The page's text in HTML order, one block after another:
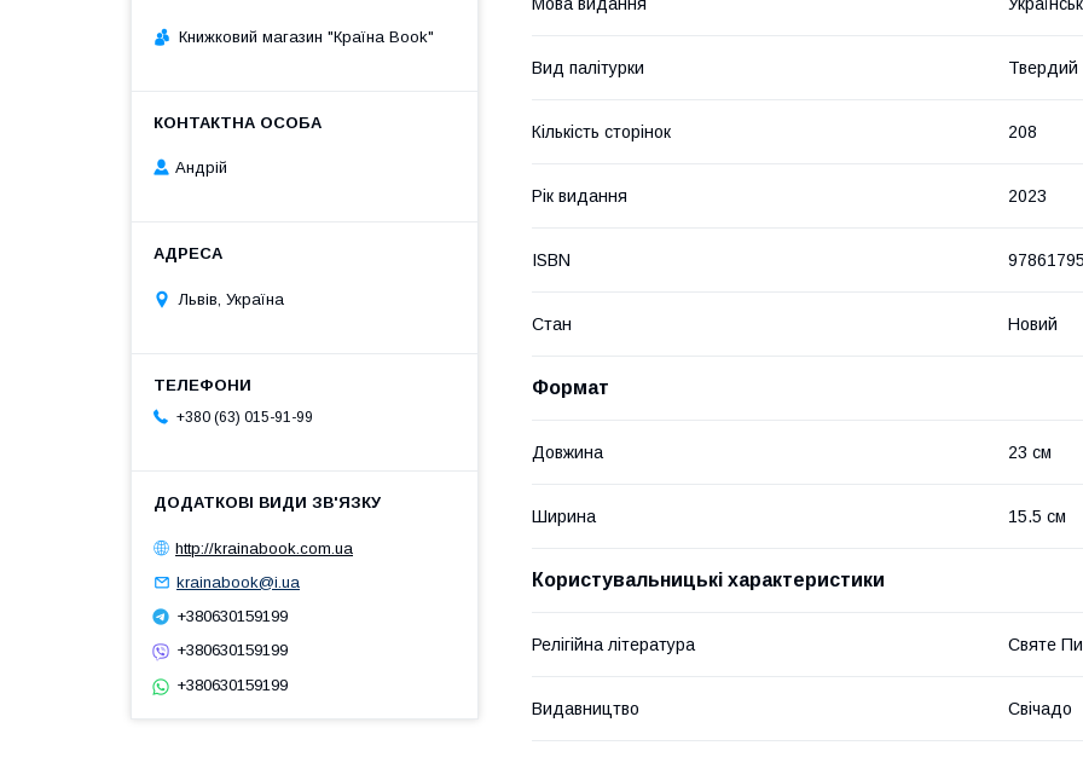
Мова видання
Вид палітурки Твердий
Кількість сторінок 208
Рік видання 2023
ISBN
Стан Новий
Формат
Довжина 23 см
Ширина 15.5 см
Користувальницькі характеристики
Релігійна література Святе
Видавництво Свічадо
Книжковий магазин "Країна Book"
Андрій
Львів, Україна
+380 (63) 015-91-99
http://krainabook.com.ua
krainabook@i.ua
+380630159199
+380630159199
+380630159199